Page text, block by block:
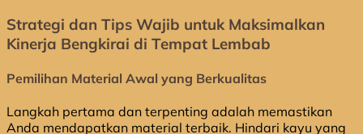
Strategi dan Tips Wajib untuk Maksimalkan
Kinerja Bengkirai di Tempat Lembab
Pemilihan Material Awal yang Berkualitas
Langkah pertama dan terpenting adalah memastikan
Anda mendapatkan material terbaik. Hindari kayu yang